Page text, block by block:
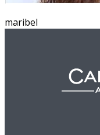
maribel